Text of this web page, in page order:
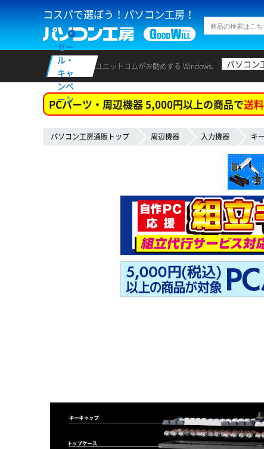
コスパで選ぼう！パソコン工房！
セー
ル・
キャ
ンペ
ーン
ユニットコムがお勧めする Windows. パソコン
PCパーツ・周辺機器 5,000円以上の商品で送
パソコン工房通販トップ 周辺機器 入力機器 キ